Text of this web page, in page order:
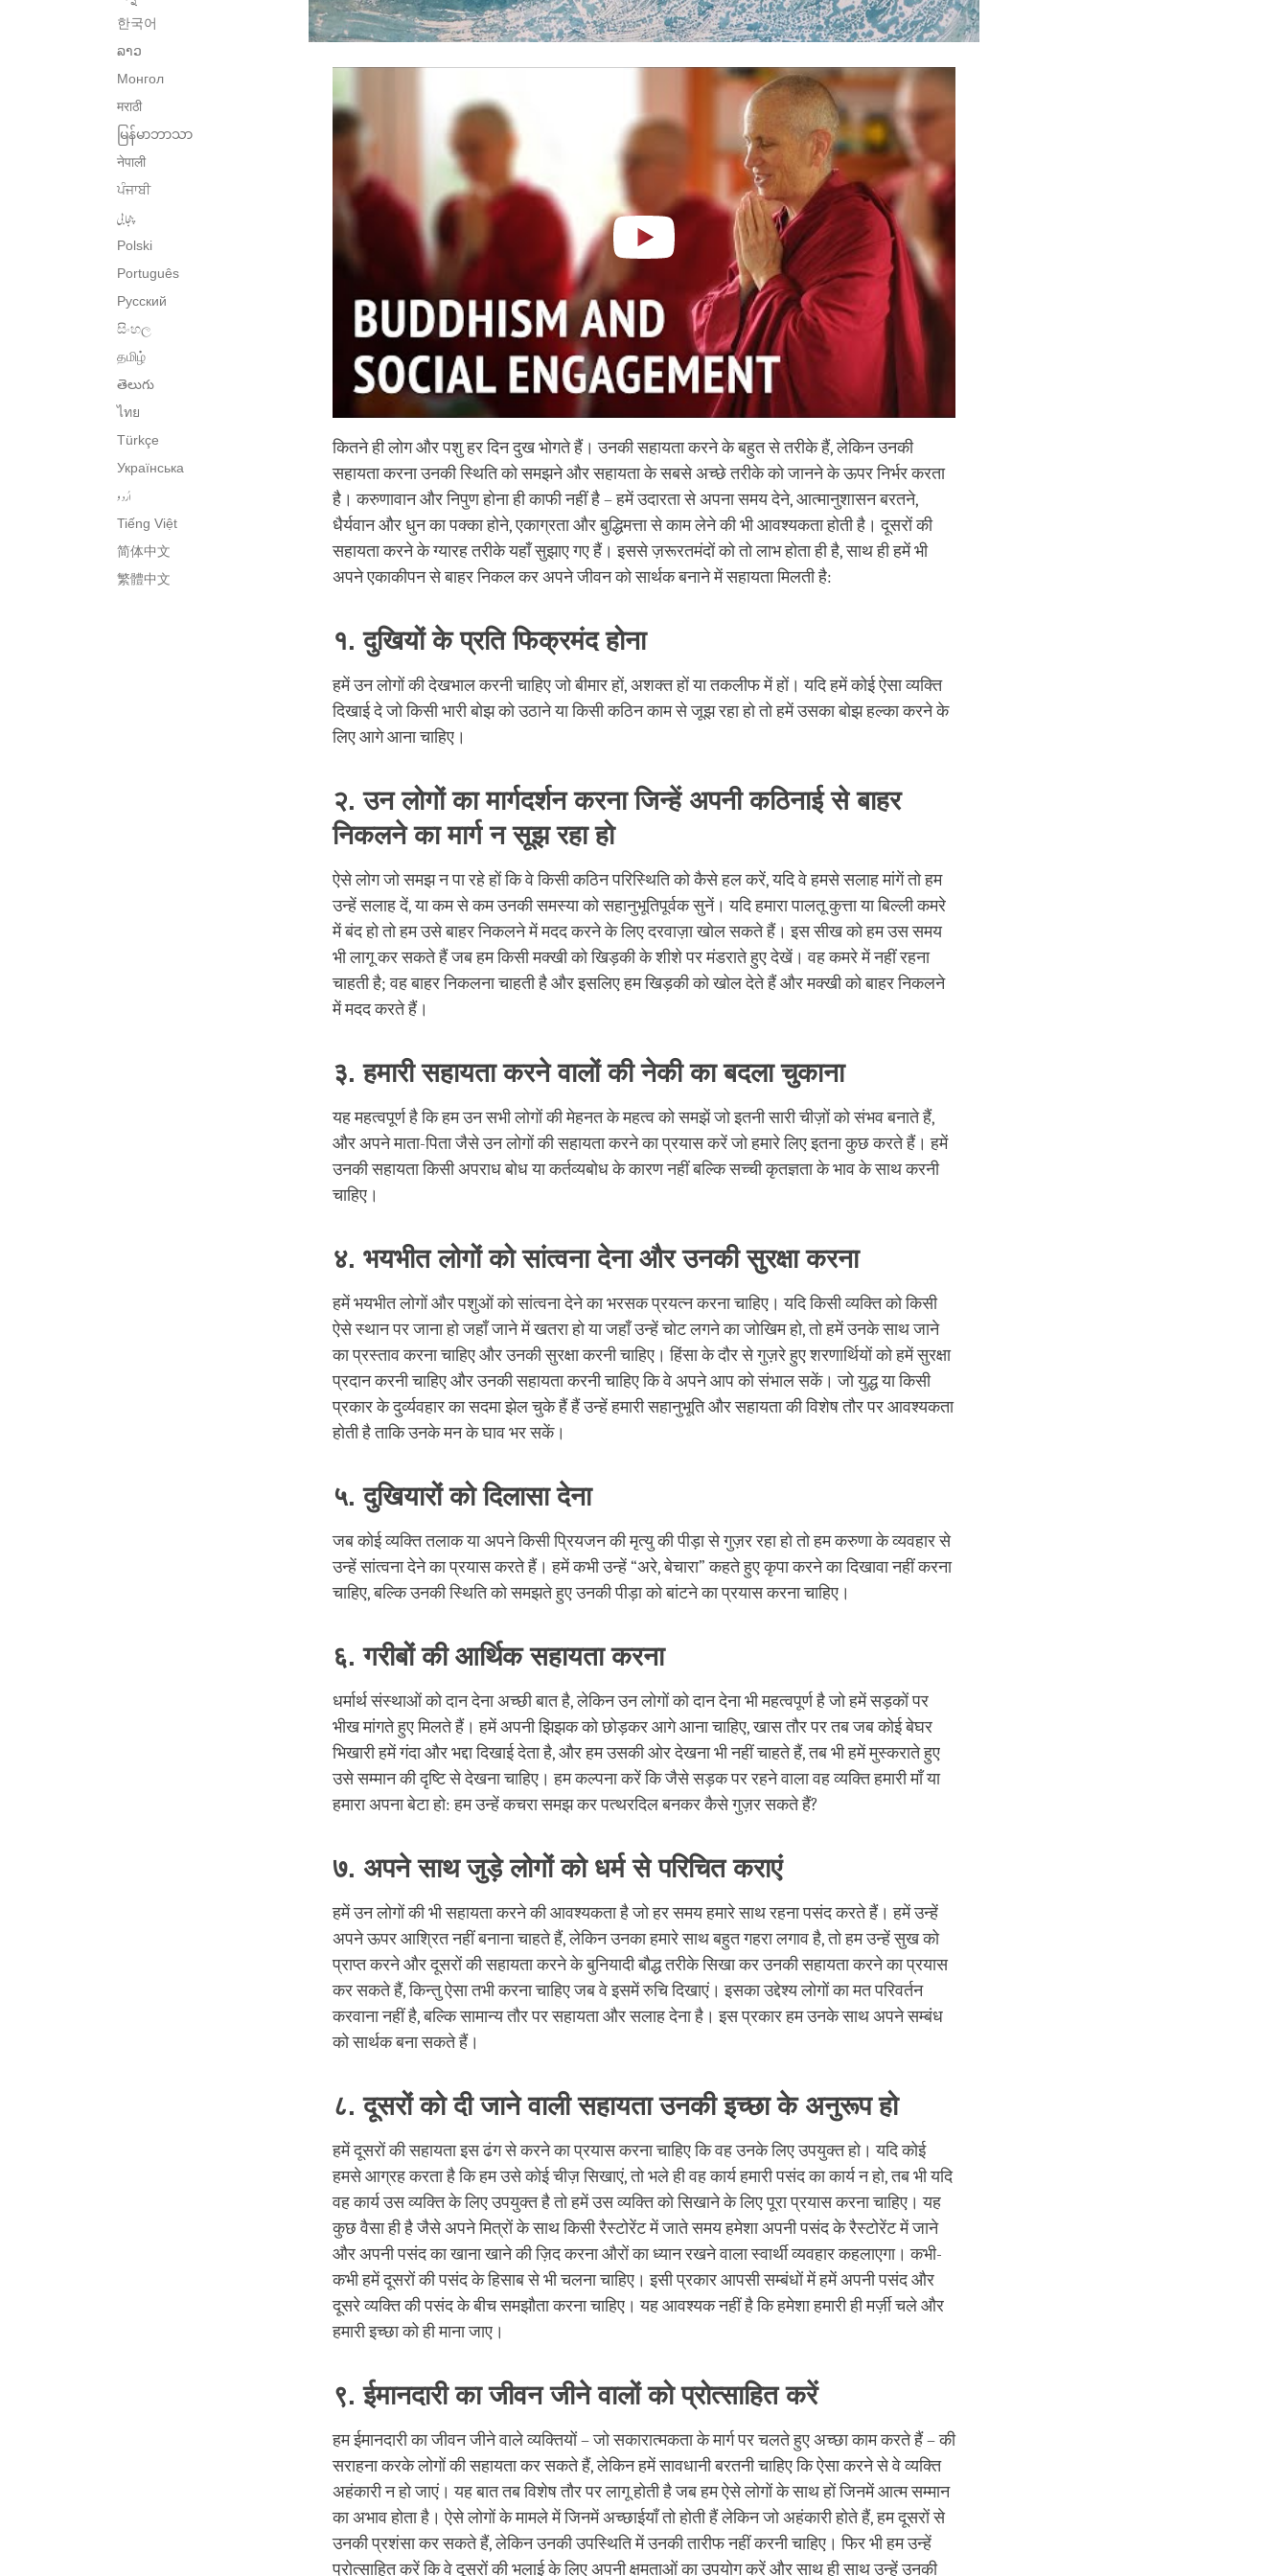
한국어
ລາວ
Монгол
मराठी
မြန်မာဘာသာ
नेपाली
ਪੰਜਾਬੀ
پنجابی
Polski
Português
Русский
සිංහල
தமிழ்
తెలుగు
ไทย
Türkçe
Українська
اُردو
Tiếng Việt
简体中文
繁體中文
कितने ही लोग और पशु हर दिन दुख भोगते हैं। उनकी सहायता करने के बहुत से तरीके हैं, लेकिन उनकी
सहायता करना उनकी स्थिति को समझने और सहायता के सबसे अच्छे तरीके को जानने के ऊपर निर्भर करता
है। करुणावान और निपुण होना ही काफी नहीं है – हमें उदारता से अपना समय देने, आत्मानुशासन बरतने,
धैर्यवान और धुन का पक्का होने, एकाग्रता और बुद्धिमत्ता से काम लेने की भी आवश्यकता होती है। दूसरों की
सहायता करने के ग्यारह तरीके यहाँ सुझाए गए हैं। इससे ज़रूरतमंदों को तो लाभ होता ही है, साथ ही हमें भी
अपने एकाकीपन से बाहर निकल कर अपने जीवन को सार्थक बनाने में सहायता मिलती है:
१. दुखियों के प्रति फिक्रमंद होना
हमें उन लोगों की देखभाल करनी चाहिए जो बीमार हों, अशक्त हों या तकलीफ में हों। यदि हमें कोई ऐसा व्यक्ति
दिखाई दे जो किसी भारी बोझ को उठाने या किसी कठिन काम से जूझ रहा हो तो हमें उसका बोझ हल्का करने के
लिए आगे आना चाहिए।
२. उन लोगों का मार्गदर्शन करना जिन्हें अपनी कठिनाई से बाहर
निकलने का मार्ग न सूझ रहा हो
ऐसे लोग जो समझ न पा रहे हों कि वे किसी कठिन परिस्थिति को कैसे हल करें, यदि वे हमसे सलाह मांगें तो हम
उन्हें सलाह दें, या कम से कम उनकी समस्या को सहानुभूतिपूर्वक सुनें। यदि हमारा पालतू कुत्ता या बिल्ली कमरे
में बंद हो तो हम उसे बाहर निकलने में मदद करने के लिए दरवाज़ा खोल सकते हैं। इस सीख को हम उस समय
भी लागू कर सकते हैं जब हम किसी मक्खी को खिड़की के शीशे पर मंडराते हुए देखें। वह कमरे में नहीं रहना
चाहती है; वह बाहर निकलना चाहती है और इसलिए हम खिड़की को खोल देते हैं और मक्खी को बाहर निकलने
में मदद करते हैं।
३. हमारी सहायता करने वालों की नेकी का बदला चुकाना
यह महत्वपूर्ण है कि हम उन सभी लोगों की मेहनत के महत्व को समझें जो इतनी सारी चीज़ों को संभव बनाते हैं,
और अपने माता-पिता जैसे उन लोगों की सहायता करने का प्रयास करें जो हमारे लिए इतना कुछ करते हैं। हमें
उनकी सहायता किसी अपराध बोध या कर्तव्यबोध के कारण नहीं बल्कि सच्ची कृतज्ञता के भाव के साथ करनी
चाहिए।
४. भयभीत लोगों को सांत्वना देना और उनकी सुरक्षा करना
हमें भयभीत लोगों और पशुओं को सांत्वना देने का भरसक प्रयत्न करना चाहिए। यदि किसी व्यक्ति को किसी
ऐसे स्थान पर जाना हो जहाँ जाने में खतरा हो या जहाँ उन्हें चोट लगने का जोखिम हो, तो हमें उनके साथ जाने
का प्रस्ताव करना चाहिए और उनकी सुरक्षा करनी चाहिए। हिंसा के दौर से गुज़रे हुए शरणार्थियों को हमें सुरक्षा
प्रदान करनी चाहिए और उनकी सहायता करनी चाहिए कि वे अपने आप को संभाल सकें। जो युद्ध या किसी
प्रकार के दुर्व्यवहार का सदमा झेल चुके हैं हैं उन्हें हमारी सहानुभूति और सहायता की विशेष तौर पर आवश्यकता
होती है ताकि उनके मन के घाव भर सकें।
५. दुखियारों को दिलासा देना
जब कोई व्यक्ति तलाक या अपने किसी प्रियजन की मृत्यु की पीड़ा से गुज़र रहा हो तो हम करुणा के व्यवहार से
उन्हें सांत्वना देने का प्रयास करते हैं। हमें कभी उन्हें “अरे, बेचारा” कहते हुए कृपा करने का दिखावा नहीं करना
चाहिए, बल्कि उनकी स्थिति को समझते हुए उनकी पीड़ा को बांटने का प्रयास करना चाहिए।
६. गरीबों की आर्थिक सहायता करना
धर्मार्थ संस्थाओं को दान देना अच्छी बात है, लेकिन उन लोगों को दान देना भी महत्वपूर्ण है जो हमें सड़कों पर
भीख मांगते हुए मिलते हैं। हमें अपनी झिझक को छोड़कर आगे आना चाहिए, खास तौर पर तब जब कोई बेघर
भिखारी हमें गंदा और भद्दा दिखाई देता है, और हम उसकी ओर देखना भी नहीं चाहते हैं, तब भी हमें मुस्कराते हुए
उसे सम्मान की दृष्टि से देखना चाहिए। हम कल्पना करें कि जैसे सड़क पर रहने वाला वह व्यक्ति हमारी माँ या
हमारा अपना बेटा हो: हम उन्हें कचरा समझ कर पत्थरदिल बनकर कैसे गुज़र सकते हैं?
७. अपने साथ जुड़े लोगों को धर्म से परिचित कराएं
हमें उन लोगों की भी सहायता करने की आवश्यकता है जो हर समय हमारे साथ रहना पसंद करते हैं। हमें उन्हें
अपने ऊपर आश्रित नहीं बनाना चाहते हैं, लेकिन उनका हमारे साथ बहुत गहरा लगाव है, तो हम उन्हें सुख को
प्राप्त करने और दूसरों की सहायता करने के बुनियादी बौद्ध तरीके सिखा कर उनकी सहायता करने का प्रयास
कर सकते हैं, किन्तु ऐसा तभी करना चाहिए जब वे इसमें रुचि दिखाएं। इसका उद्देश्य लोगों का मत परिवर्तन
करवाना नहीं है, बल्कि सामान्य तौर पर सहायता और सलाह देना है। इस प्रकार हम उनके साथ अपने सम्बंध
को सार्थक बना सकते हैं।
८. दूसरों को दी जाने वाली सहायता उनकी इच्छा के अनुरूप हो
हमें दूसरों की सहायता इस ढंग से करने का प्रयास करना चाहिए कि वह उनके लिए उपयुक्त हो। यदि कोई
हमसे आग्रह करता है कि हम उसे कोई चीज़ सिखाएं, तो भले ही वह कार्य हमारी पसंद का कार्य न हो, तब भी यदि
वह कार्य उस व्यक्ति के लिए उपयुक्त है तो हमें उस व्यक्ति को सिखाने के लिए पूरा प्रयास करना चाहिए। यह
कुछ वैसा ही है जैसे अपने मित्रों के साथ किसी रैस्टोरेंट में जाते समय हमेशा अपनी पसंद के रैस्टोरेंट में जाने
और अपनी पसंद का खाना खाने की ज़िद करना औरों का ध्यान रखने वाला स्वार्थी व्यवहार कहलाएगा। कभी-
कभी हमें दूसरों की पसंद के हिसाब से भी चलना चाहिए। इसी प्रकार आपसी सम्बंधों में हमें अपनी पसंद और
दूसरे व्यक्ति की पसंद के बीच समझौता करना चाहिए। यह आवश्यक नहीं है कि हमेशा हमारी ही मर्ज़ी चले और
हमारी इच्छा को ही माना जाए।
९. ईमानदारी का जीवन जीने वालों को प्रोत्साहित करें
हम ईमानदारी का जीवन जीने वाले व्यक्तियों – जो सकारात्मकता के मार्ग पर चलते हुए अच्छा काम करते हैं – की
सराहना करके लोगों की सहायता कर सकते हैं, लेकिन हमें सावधानी बरतनी चाहिए कि ऐसा करने से वे व्यक्ति
अहंकारी न हो जाएं। यह बात तब विशेष तौर पर लागू होती है जब हम ऐसे लोगों के साथ हों जिनमें आत्म सम्मान
का अभाव होता है। ऐसे लोगों के मामले में जिनमें अच्छाईयाँ तो होती हैं लेकिन जो अहंकारी होते हैं, हम दूसरों से
उनकी प्रशंसा कर सकते हैं, लेकिन उनकी उपस्थिति में उनकी तारीफ नहीं करनी चाहिए। फिर भी हम उन्हें
प्रोत्साहित करें कि वे दूसरों की भलाई के लिए अपनी क्षमताओं का उपयोग करें और साथ ही साथ उन्हें उनकी